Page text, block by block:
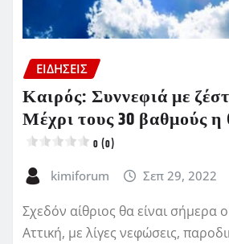
ΕΙΔΗΣΕΙΣ
Καιρός: Συννεφιά με
Μέχρι τους 30 βαθμούς
0 (0)
kimiforum Σεπ 29, 2022
Σχεδόν αίθριος θα είναι σήμερα
Αττική, με λίγες νεφώσεις,